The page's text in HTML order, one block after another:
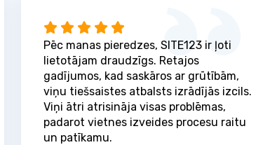
Pēc manas pieredzes, SITE123 ir ļoti
lietotājam draudzīgs. Retajos
gadījumos, kad saskāros ar grūtībām,
viņu tiešsaistes atbalsts izrādījās izcils.
Viņi ātri atrisināja visas problēmas,
padarot vietnes izveides procesu raitu
un patīkamu.